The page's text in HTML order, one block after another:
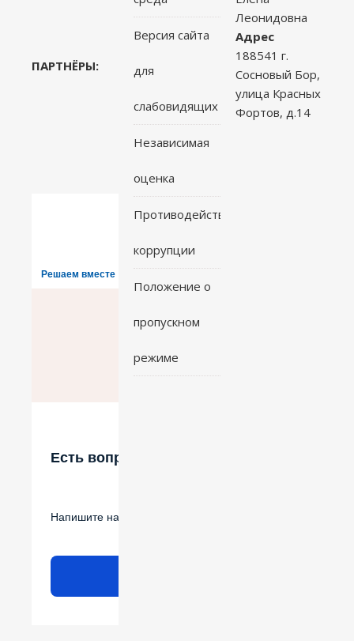
ПАРТНЁРЫ:
Решаем вместе
Есть вопрос?
Напишите нам
Версия сайта
для
слабовидящих
Независимая
оценка
Противодействие
коррупции
Положение о
пропускном
режиме
Леонидовна
Адрес
188541 г.
Сосновый Бор,
улица Красных
Фортов, д.14